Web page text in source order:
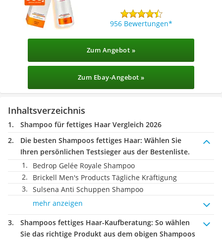
956 Bewertungen
Zum Angebot »
Zum Ebay-Angebot »
Inhaltsverzeichnis
Shampoo für fettiges Haar Vergleich 2026
Die besten Shampoos fettiges Haar: Wählen Sie
Ihren persönlichen Testsieger aus der Bestenliste.
Bedrop Gelée Royale Shampoo
Brickell Men's Products Tägliche Kräftigung
Sulsena Anti Schuppen Shampoo
mehr anzeigen
Shampoos fettiges Haar-Kaufberatung: So wählen
Sie das richtige Produkt aus dem obigen Shampoos